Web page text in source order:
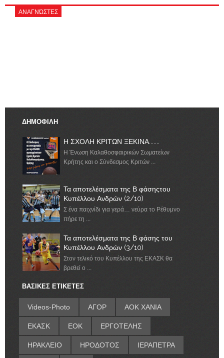
ΑΝΑΓΝΏΣΤΕΣ
ΔΗΜΟΦΙΛΗ
Η ΣΧΟΛΗ ΚΡΙΤΩΝ ΞΕΚΙΝΑ.......
Η Ένωση Καλαθοσφαιρικών Σωματείων
Κρήτης και ο Σύνδεσμος Κριτών ...
Τα αποτελέσματα της Β φάσηςτου
Κυπέλλου Ανδρών (2/10)
Σ ένα παιχνίδι για γερά… νεύρα το Ρέθυμνο
πήρε τη ...
Τα αποτελέσματα της Β φάσης του
Κυπέλλου Ανδρών (3/10)
Στον τελικό του Κυπέλλου της ΕΚΑΣΚ θα
βρεθεί ο ...
ΒΑΣΙΚΕΣ ΕΤΙΚΕΤΕΣ
Videos-Photo ΑΓΟΡ ΑΟΚ ΧΑΝΙΑ
ΕΚΑΣΚ ΕΟΚ ΕΡΓΟΤΕΛΗΣ
ΗΡΑΚΛΕΙΟ ΗΡΟΔΟΤΟΣ ΙΕΡΑΠΕΤΡΑ